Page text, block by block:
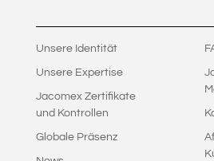
Unsere Identität
Unsere Expertise
Jacomex Zertifikate
und Kontrollen
Globale Präsenz